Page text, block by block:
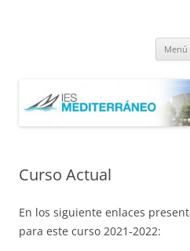
Menú
Curso Actual
En los siguiente enlaces
para este curso 2021-2022: